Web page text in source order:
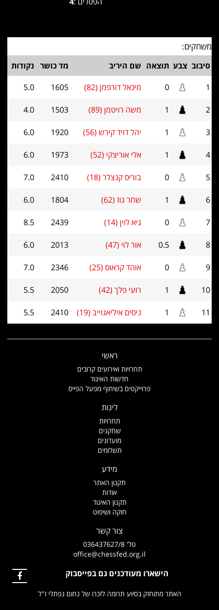
משחקים:
סיבוב צבע תוצאה שם היריב מד כושר נקודות
1
0 מיכאל דורפמן (82) 1605
5.0
2
1 משה רויטמן (89) 1503
4.0
3
1 יהל דויד קירש (56) 1920
6.0
4
1 אלי אוריצקי (52) 1973
6.0
5
0 בוריס קנצלר (18) 2410
7.0
6
1 שחר גוז (62) 1804
6.0
7
0 גיא לוין (14) 2439
8.5
8
0.5 אור לוי (47) 2013
6.0
9
0 אוהד קראוס (25) 2346
7.0
10
1 רועי פלך (42) 2050
5.5
11
1 ניסים איליאגוייב (19) 2410
5.5
ראשי
תחרויות ואירועים קרובים
חדשות האיגוד
פרוייקטים בשיתוף מפעל הפייס
ליגות
תחרויות
שחקנים
מועדונים
תשלומים
מידע
תקנון האתר
אודות
תקנון האיגוד
חוקה ושיפוט
צור קשר
טל' 036437627/8
office@chessfed.org.il
הישארו מעודכנים גם בפייסבוק
האתר מתוחזק בסיוע תרומה לזכרו של נחום נפתלי ז"ל